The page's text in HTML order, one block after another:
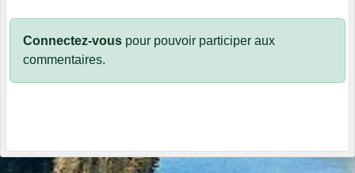
Connectez-vous pour pouvoir participer aux
commentaires.